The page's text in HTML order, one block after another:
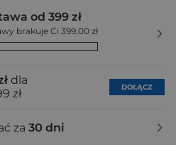
od 399 zł
brakuje Ci 399,00 zł
dla
zł
DOŁĄCZ
za 30 dni